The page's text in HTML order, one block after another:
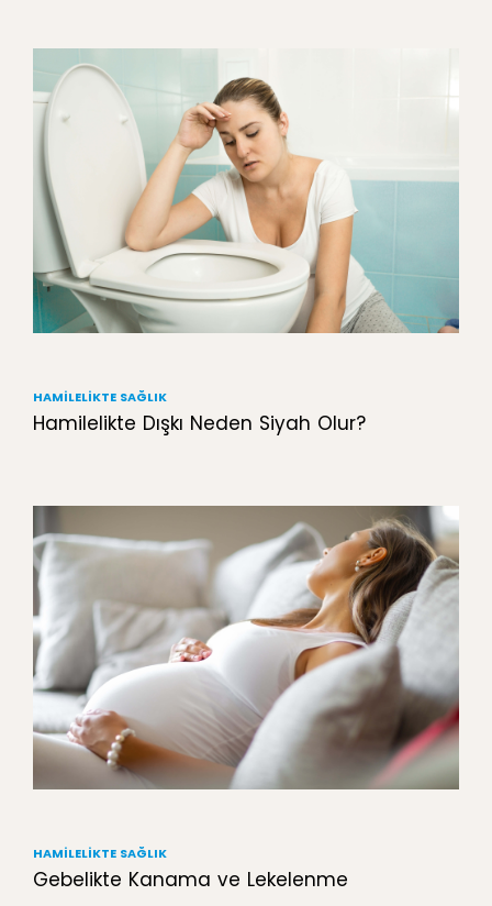
HAMILELIKTE SAĞLIK
Hamilelikte Dışkı Neden Siyah Olur?
HAMILELIKTE SAĞLIK
Gebelikte Kanama ve Lekelenme